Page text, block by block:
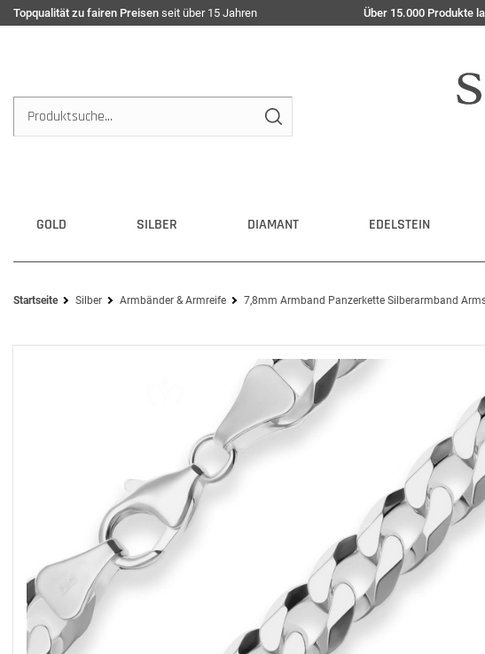
Topqualität zu fairen Preisen seit über 15 Jahren Über 15.000 Produkte
GOLD SILBER DIAMANT EDELSTEIN
Startseite Silber Armbänder & Armreife 7,8mm Armband Panzerkette Silberarmband